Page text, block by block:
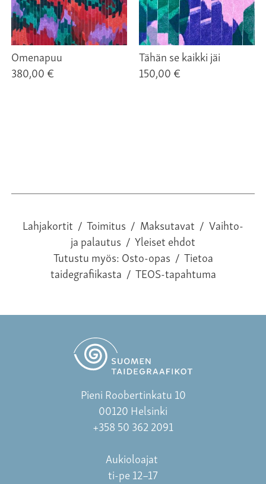
Omenapuu
380,00 €
Tähän se kaikki jäi
150,00 €
Lahjakortit / Toimitus / Maksutavat / Vaihto-
ja palautus / Yleiset ehdot
Tutustu myös:Osto-opas / Tietoa
taidegrafiikasta / TEOS-tapahtuma
Pieni Roobertinkatu 10
00120 Helsinki
+358 50 362 2091
Aukioloajat
ti-pe 12–17